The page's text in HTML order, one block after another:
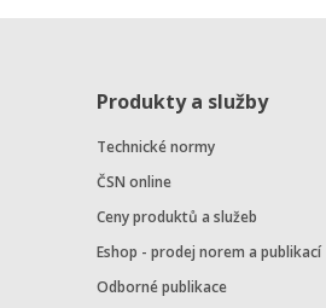
Produkty a služby
Technické normy
ČSN online
Ceny produktů a služeb
Eshop - prodej norem a publikací
Odborné publikace